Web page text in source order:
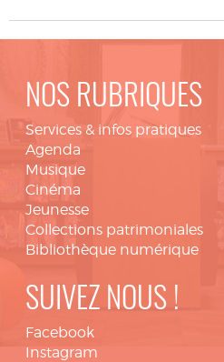
NOS RUBRIQUES
Services & infos pratiques
Agenda
Musique
Cinéma
Jeunesse
Collections patrimoniales
Bibliothèque numérique
SUIVEZ NOUS !
Facebook
Instagram